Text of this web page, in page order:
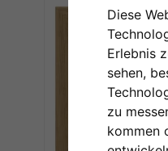
Diese
Erlebnis
sehen,
zu
kommen